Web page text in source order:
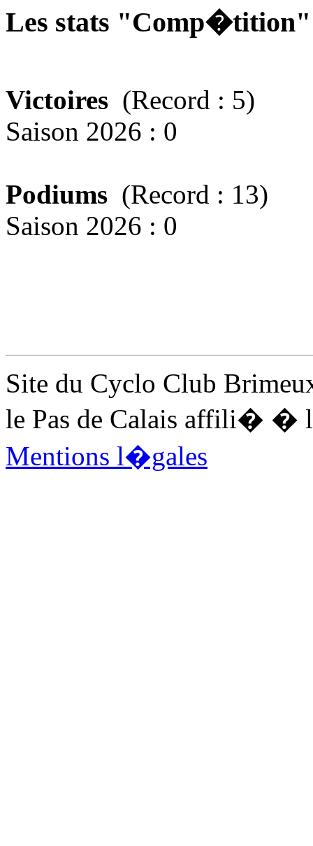
Les stats
Victoires (Record : 5)
Saison 2026 : 0
Podiums (Record : 13)
Saison 2026 : 0
Site du Cyclo Club
le Pas de Calais affili� �
Mentions l�gales